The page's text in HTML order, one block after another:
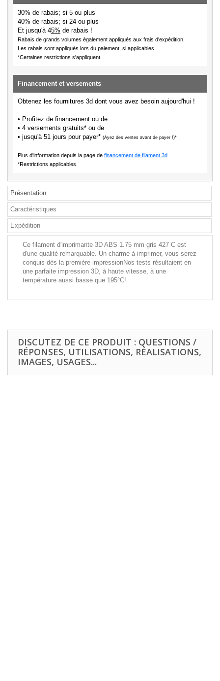
30% de rabais; si 5 ou plus
40% de rabais; si 24 ou plus
Et jusqu'à 45% de rabais !
Rabais de grands volumes également appliqués aux frais d'expédition.
Les rabais sont appliqués lors du paiement, si applicables.
*Certaines restrictions s'appliquent.
Financement et versements
Obtenez les fournitures 3d dont vous avez besoin aujourd'hui !
• Profitez de financement ou de
• 4 versements gratuits* ou de
• jusqu'à 51 jours pour payer* (Ayez des ventes avant de payer !)*
Plus d'information depuis la page de financement de filament 3d
*Restrictions applicables.
Présentation
Caractéristiques
Expédition
Ce filament d'imprimante 3D ABS 1.75 mm gris 427 C est
d'une qualité remarquable. Un charme à imprimer, vous serez
conquis dès la première impressionNos tests résultaient en
une parfaite impression 3D, à haute vitesse, à une
température aussi basse que 195°C!
DISCUTEZ DE CE PRODUIT : QUESTIONS /
RÉPONSES, UTILISATIONS, RÉALISATIONS,
IMAGES, USAGES...